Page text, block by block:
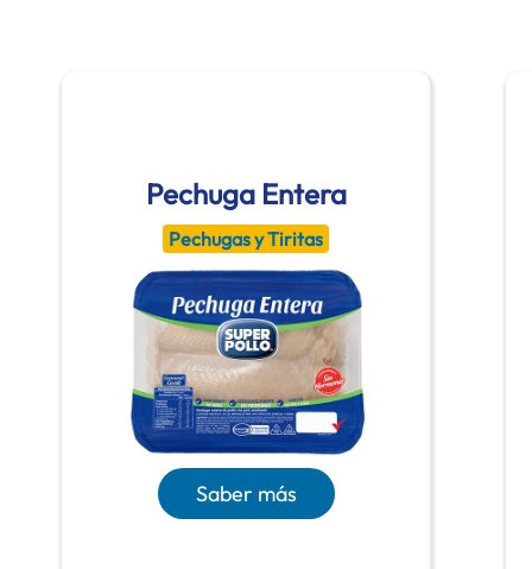
Pechuga Entera
Pechugas y Tiritas
Saber más